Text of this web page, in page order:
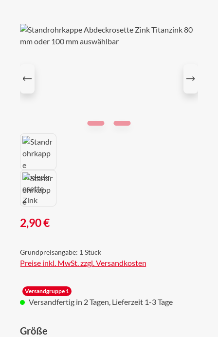
Bildergalerie überspringen
Regulärer Preis:
2,90 €
Grundpreisangabe: 1 Stück
Preise inkl. MwSt. zzgl. Versandkosten
Versandgruppe 1
Versandfertig in 2 Tagen, Lieferzeit 1-3 Tage
Größe